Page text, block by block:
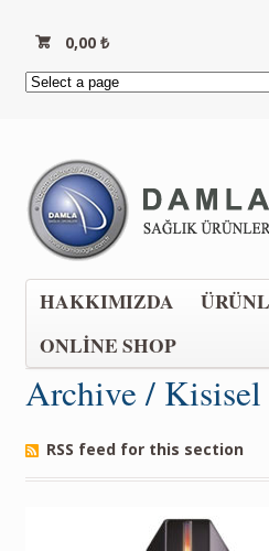
0,00₺
HAKKIMIZDA
ONLINE SHOP
Archive /
RSS feed for this section